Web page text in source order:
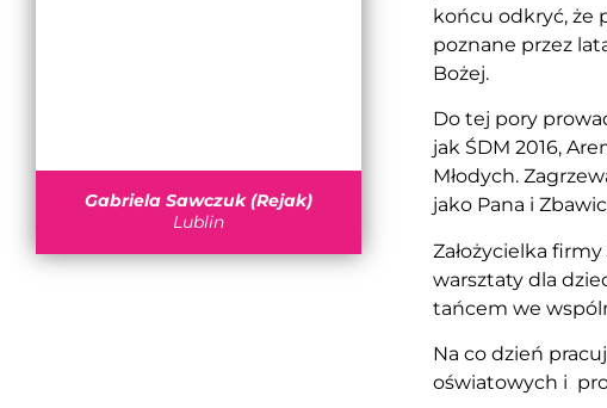
Gabriela Sawczuk (Rejak)
Lublin
końcu odkryć, że
poznane przez
Bożej.
Do tej pory
jak ŚDM 2016,
Młodych.
jako Pana i
Założycielka
warsztaty dla
tańcem we
Na co dzień
oświatowych i